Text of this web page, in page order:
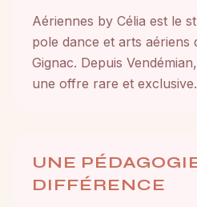
Aériennes by Célia est le
pole dance et arts aériens
Gignac. Depuis
une offre rare et exclusive.
UNE
DIFFÉRENCE